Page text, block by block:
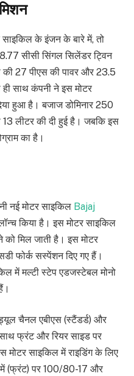
के इंजन के बारे में, तो
सीसी सिंगल सिलेंडर ट्विन
की 27 पीएस की पावर और 23.5
साथ कंपनी ने इस मोटर
हुआ है। बजाज डोमिनार 250
लीटर की दी हुई है। जबकि इस
का है।
नई मोटर साइकिल Bajaj
किया है। इस मोटर साइकिल
को मिल जाती है। इस मोटर
फोर्क सस्पेंशन दिए गए हैं।
में मल्टी स्टेप एडजस्टेबल मोनो
चैनल एबीएस (स्टैंडर्ड) और
फ्रंट और रियर साइड पर
मोटर साइकिल में राइडिंग के लिए
(फ्रंट) पर 100/80-17 और